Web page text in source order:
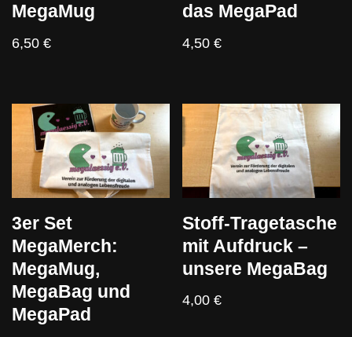
MegaMug
6,50 €
das MegaPad
4,50€
3er Set
MegaMerch:
MegaMug,
MegaBag und
MegaPad
Stoff-Tragetasche
mit Aufdruck –
unsere MegaBag
4,00€